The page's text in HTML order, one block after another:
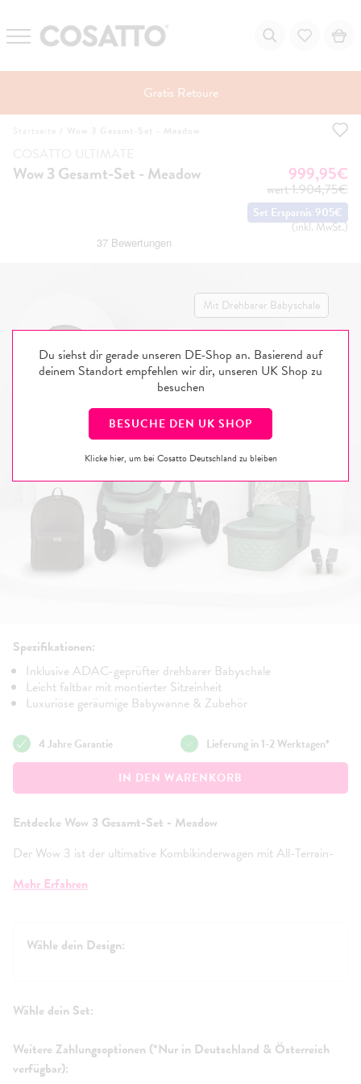
Zum
Gratis Retoure
Du siehst dir gerade unseren DE-Shop an. Basierend auf
deinem Standort empfehlen wir dir, unseren UK Shop zu
besuchen
BESUCHE DEN UK SHOP
Klicke hier, um bei Cosatto Deutschland zu bleiben
/
Wow 3 Gesamt-Set - Meadow 999,95€
wert1.904,75€
Set Ersparnis:905€
(inkl. MwSt.)
Mit Drehbarer Babyschale
Spezifikationen:
Inklusive ADAC-geprüfter drehbarer Babyschale
Leicht faltbar mit montierter Sitzeinheit
Luxuriöse geräumige Babywanne & Zubehör
4 Jahre Garantie Lieferung in 1-2 Werktagen*
IN DEN WARENKORB
Entdecke Wow 3 Gesamt-Set - Meadow
Der Wow 3 ist der ultimative Kombikinderwagen mit All-Terrain-
Der Kinderwagen der dritten Generation von Cosatto lässt sich mit
und den Ultimativen Fußsack.
Fahrgestell und Einkaufskorb
Babywanne mit Verdeck und Abdeckung
Babywannen-Matratze
Sitzeinheit, Verdeck und abnehmbare Umhängetasche
Mehr Erfahren
Wähle dein Design:
Wähle dein Set:
Weitere Zahlungsoptionen (*Nur in Deutschland & Österreich
verfügbar):